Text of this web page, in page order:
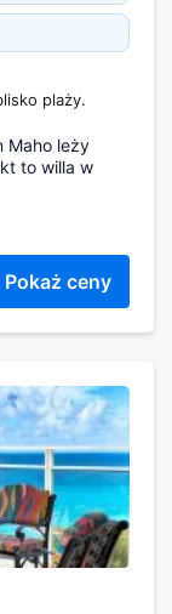
plaży.
Maho leży
to willa w
Pokaż ceny